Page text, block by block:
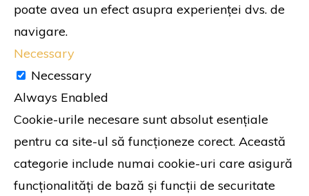
poate avea un efect asupra experienței dvs. de
navigare.
Necessary
Necessary
Always Enabled
Cookie-urile necesare sunt absolut esențiale
pentru ca site-ul să funcționeze corect. Această
categorie include numai cookie-uri care asigură
funcționalități de bază și funcții de securitate